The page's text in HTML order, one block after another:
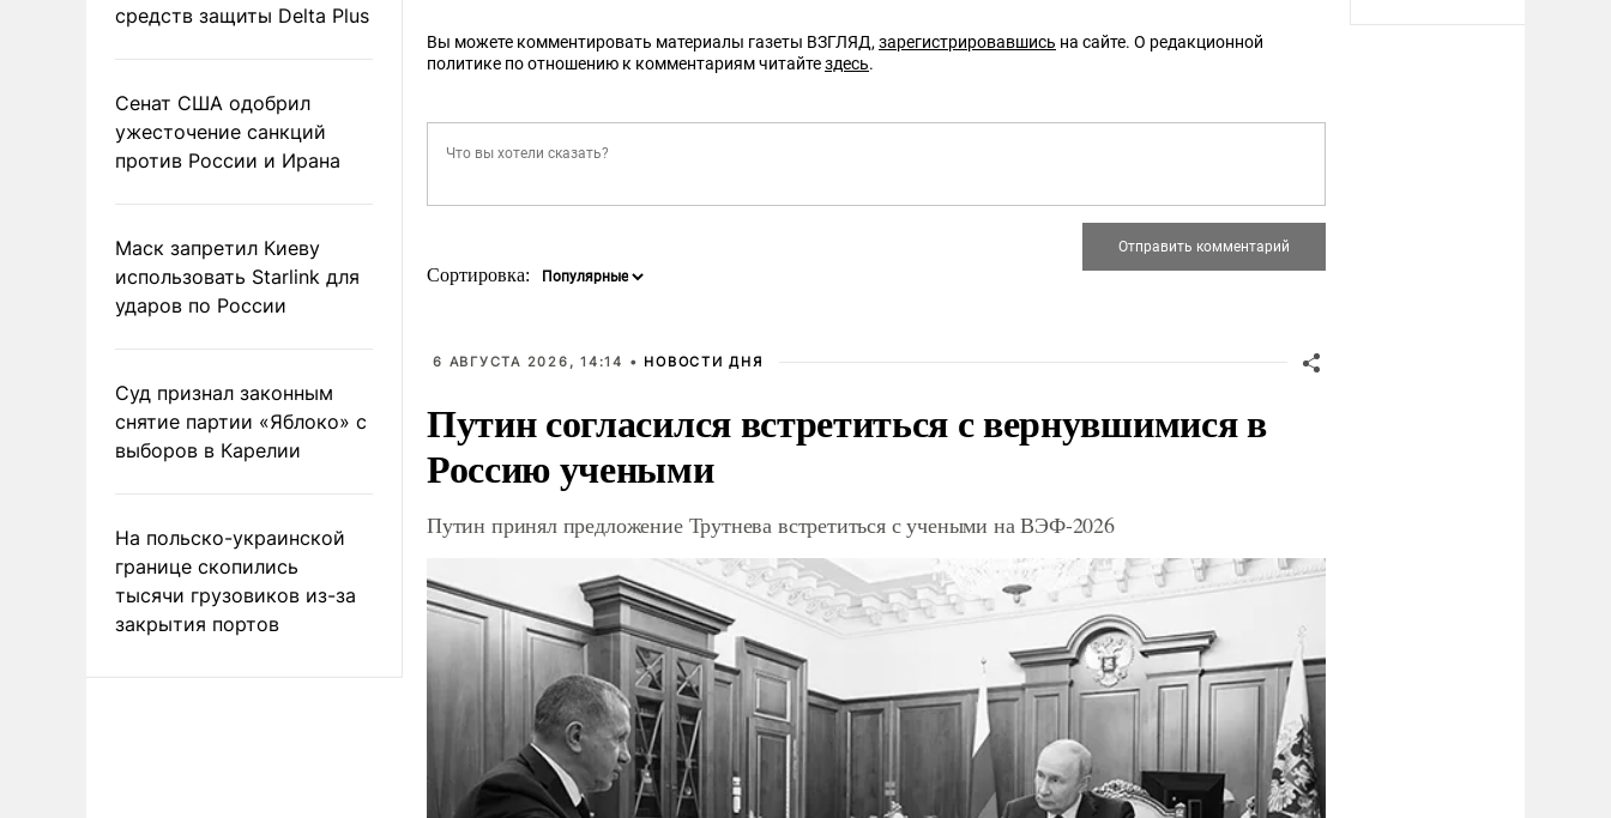
средств защиты Delta Plus
Сенат США одобрил
ужесточение санкций
против России и Ирана
Маск запретил Киеву
использовать Starlink для
ударов по России
Суд признал законным
снятие партии «Яблоко» с
выборов в Карелии
На польско-украинской
границе скопились
тысячи грузовиков из-за
закрытия портов
Вы можете комментировать материалы газеты ВЗГЛЯД, зарегистрировавшись на сайте. О редакционной
политике по отношению к комментариям читайтездесь.
Сортировка:
6 АВГУСТА 2026, 14:14 • НОВОСТИ ДНЯ
Путин согласился встретиться с вернувшимися в
Россию учеными
Путин принял предложение Трутнева встретиться с учеными на ВЭФ-2026